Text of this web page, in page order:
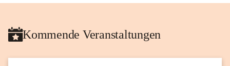
Kommende Veranstaltungen